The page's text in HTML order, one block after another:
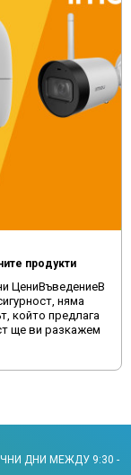
продукти
ЦениВъведениеВ
няма
който предлага
ще ви разкажем
ДНИ МЕЖДУ 9:30 -